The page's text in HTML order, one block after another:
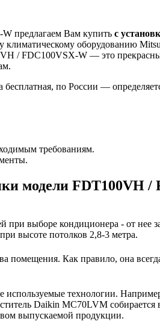
предлагаем Вам купить с
климатическому оборудованию
/ FDC100VSX-W — это
по России —
требованиям.
модели FDT100VH /
при выборе кондиционера - от
высоте потолков 2,8-3 метра.
помещения. Как правило, она
используемые технологии.
Daikin MC70LVM собирается
выпускаемой продукции.